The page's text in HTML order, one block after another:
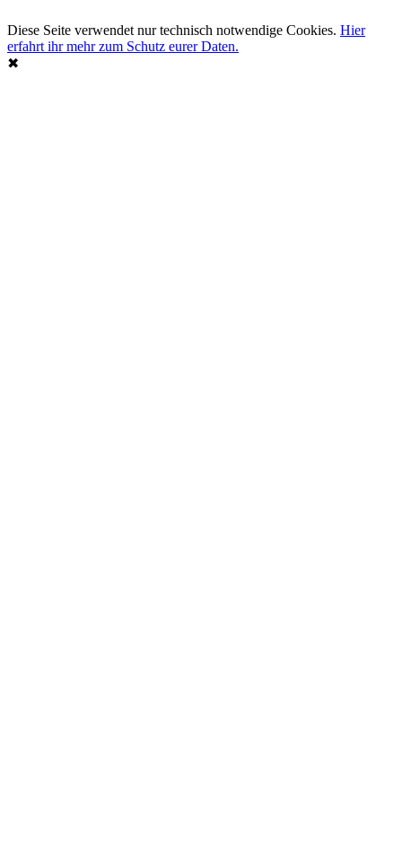
Diese Seite verwendet nur technisch notwendige Cookies. Hier
erfahrt ihr mehr zum Schutz eurer Daten.
✖